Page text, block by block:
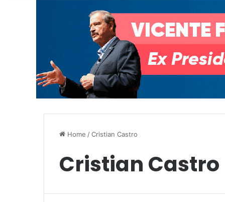
Home /Cristian Castro
Cristian Castro